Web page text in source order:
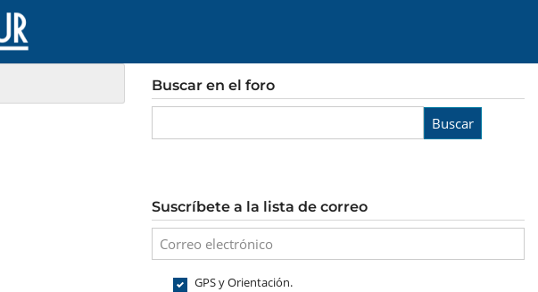
Buscar en el foro
Buscar
Suscríbete a la lista de correo
GPS y Orientación.